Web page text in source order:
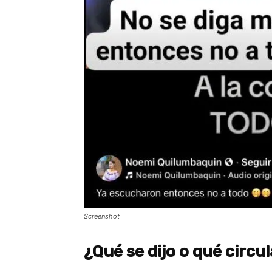
Screenshot
¿Qué se dijo o qué